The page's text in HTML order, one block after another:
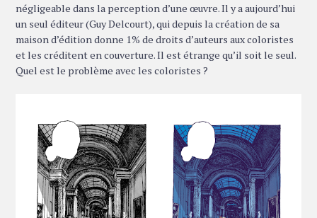
négligeable dans la perception d’une œuvre. Il y a aujourd’hui
un seul éditeur (Guy Delcourt), qui depuis la création de sa
maison d’édition donne 1% de droits d’auteurs aux coloristes
et les créditent en couverture. Il est étrange qu’il soit le seul.
Quel est le problème avec les coloristes ?